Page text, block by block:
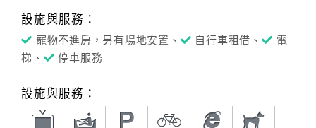
設施與服務：
寵物不進房，另有場地安置、 自行車租借、
電
梯、
停車服務
設施與服務：